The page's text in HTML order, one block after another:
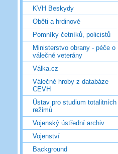
KVH Beskydy
Oběti a hrdinové
Pomníky četníků, policistů
Ministerstvo obrany - péče o
válečné veterány
Válka.cz
Válečné hroby z databáze
CEVH
Ústav pro studium totalitních
režimů
Vojenský ústřední archiv
Vojenství
Background